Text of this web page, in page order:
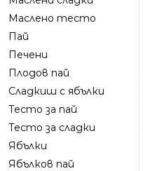
Маслено тесто
Пай
Печени
Плодов пай
Сладкиш с ябълки
Тесто за пай
Тесто за сладки
Ябълки
Ябълков пай